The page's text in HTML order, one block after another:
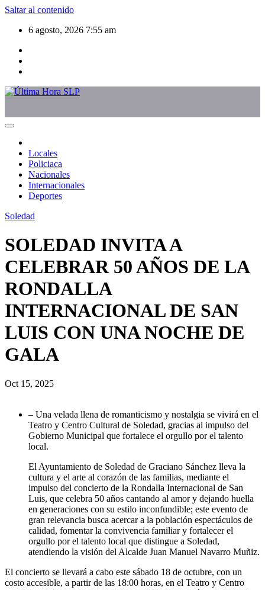
Saltar al contenido
6 agosto, 2026 7:55 am
Locales
Policiaca
Nacionales
Internacionales
Deportes
Soledad
SOLEDAD INVITA A
CELEBRAR 50 AÑOS DE LA
RONDALLA
INTERNACIONAL DE SAN
LUIS CON UNA NOCHE DE
GALA
Oct 15, 2025
– Una velada llena de romanticismo y nostalgia se vivirá en el
Teatro y Centro Cultural de Soledad, gracias al impulso del
Gobierno Municipal que fortalece el orgullo por el talento
local.
El Ayuntamiento de Soledad de Graciano Sánchez lleva la
cultura y el arte al corazón de las familias, mediante el
impulso del concierto de la Rondalla Internacional de San
Luis, que celebra 50 años cantando al amor y dejando huella
en generaciones con su estilo inconfundible; este evento de
gran relevancia busca acercar a la población espectáculos de
calidad, fomentar la convivencia familiar y fortalecer el
orgullo por el talento local que distingue a Soledad,
atendiendo la visión del Alcalde Juan Manuel Navarro Muñiz.
El concierto se llevará a cabo este sábado 18 de octubre, con un
costo accesible, a partir de las 18:00 horas, en el Teatro y Centro